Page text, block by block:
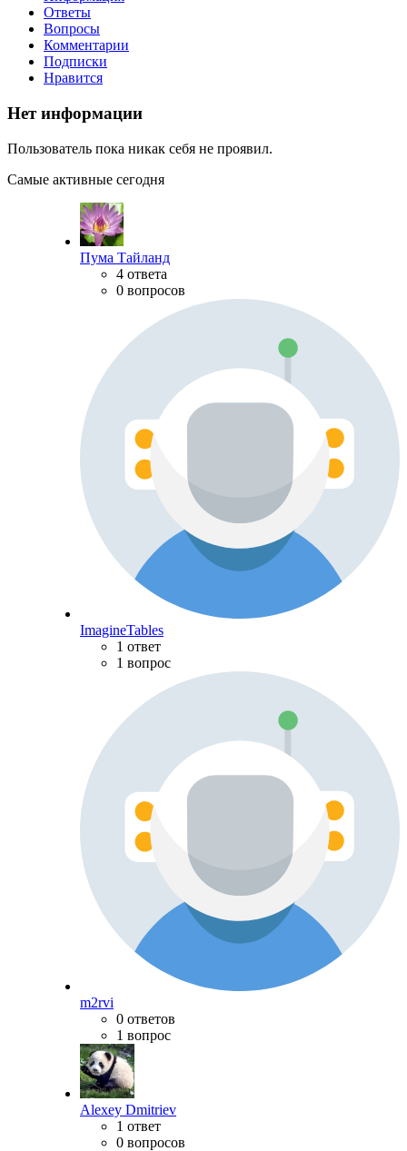
Ответы
Вопросы
Комментарии
Подписки
Нравится
Нет информации
Пользователь пока никак себя не проявил.
Самые активные сегодня
Пума Тайланд
4 ответа
0 вопросов
ImagineTables
1 ответ
1 вопрос
m2rvi
0 ответов
1 вопрос
Alexey Dmitriev
1 ответ
0 вопросов